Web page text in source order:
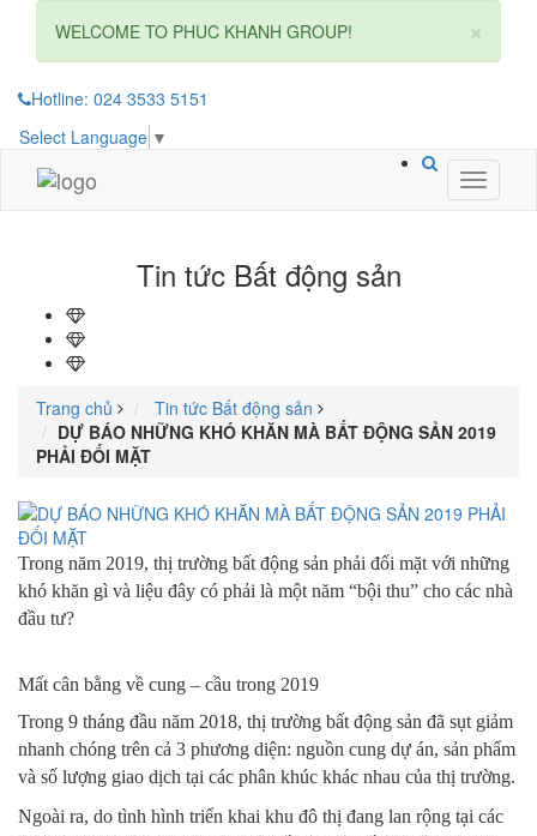
×
WELCOME TO PHUC KHANH GROUP!
Hotline: 024 3533 5151
Select Language ▼
Toggle
Tin tức Bất động sản
Trang chủ
Tin tức Bất động sản
DỰ BÁO NHỮNG KHÓ KHĂN MÀ BẤT ĐỘNG SẢN 2019
PHẢI ĐỐI MẶT
Trong năm 2019, thị trường bất động sản phải đối mặt với những
khó khăn gì và liệu đây có phải là một năm “bội thu” cho các nhà
đầu tư?
Mất cân bằng về cung – cầu trong 2019
Trong 9 tháng đầu năm 2018, thị trường bất động sản đã sụt giảm
nhanh chóng trên cả 3 phương diện: nguồn cung dự án, sản phẩm
và số lượng giao dịch tại các phân khúc khác nhau của thị trường.
Ngoài ra, do tình hình triển khai khu đô thị đang lan rộng tại các